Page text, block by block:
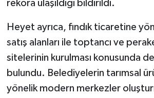
rekora ulaşıldığı bildirildi.
Heyet ayrıca, fındık ticaretine
satış alanları ile toptancı ve
sitelerinin kurulması konusunda
bulundu. Belediyelerin tarımsal
yönelik modern merkezler